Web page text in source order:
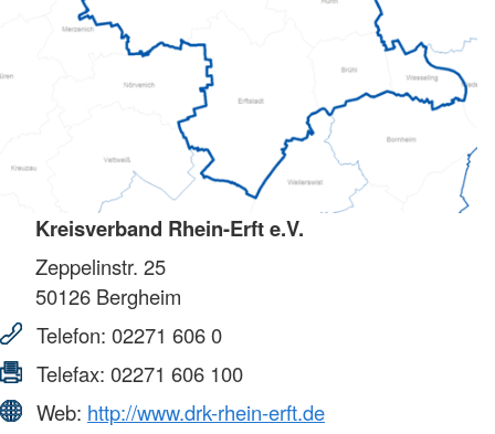
Kreisverband Rhein-Erft e.V.
Zeppelinstr. 25
50126 Bergheim
Telefon: 02271 606 0
Telefax: 02271 606 100
Web: http://www.drk-rhein-erft.de